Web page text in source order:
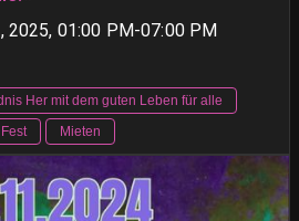
2025, 01:00 PM-07:00 PM
Her mit dem guten Leben für alle
Fest Mieten